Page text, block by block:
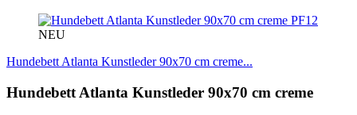
PF12
NEU
Hundebett Atlanta Kunstleder 90x70 cm creme...
Hundebett Atlanta Kunstleder 90x70 cm creme